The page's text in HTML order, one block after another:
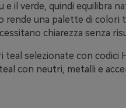
il verde, quindi equilibra
rende una palette di colori
chiarezza senza
selezionate con codici
con neutri, metalli e